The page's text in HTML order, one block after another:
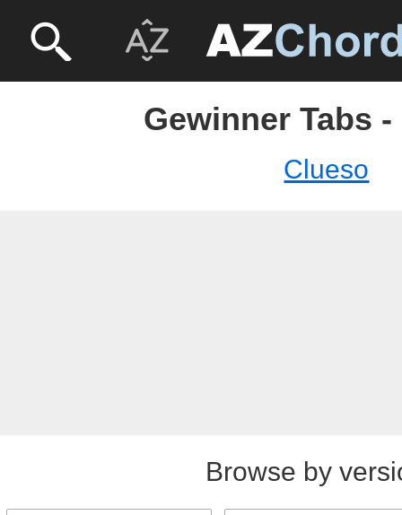
Gewinner Tabs
Clueso
Browse by